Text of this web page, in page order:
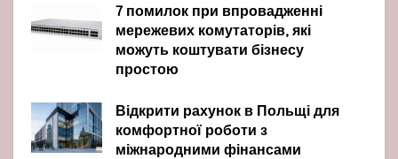
7 помилок при впровадженні
мережевих комутаторів, які
можуть коштувати бізнесу
простою
Відкрити рахунок в Польщі для
комфортної роботи з
міжнародними фінансами